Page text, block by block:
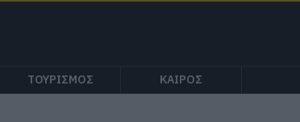
ΤΟΥΡΙΣΜΟΣ ΚΑΙΡΟΣ